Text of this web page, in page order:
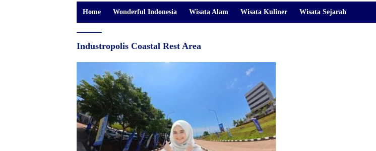
Home Wonderful Indonesia Wisata Alam Wisata Kuliner Wisata Sejarah
Industropolis Coastal Rest Area